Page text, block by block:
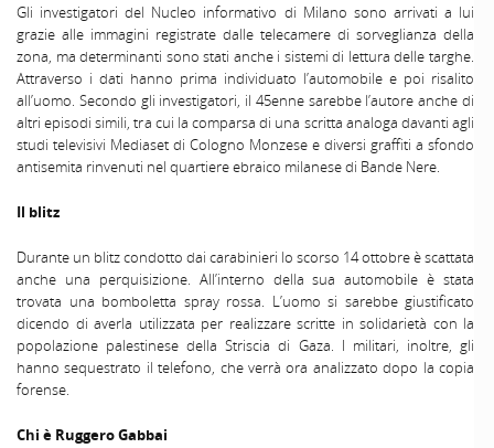
Gli investigatori del Nucleo informativo di Milano sono arrivati a lui
grazie alle immagini registrate dalle telecamere di sorveglianza della
zona, ma determinanti sono stati anche i sistemi di lettura delle targhe.
Attraverso i dati hanno prima individuato l’automobile e poi risalito
all’uomo. Secondo gli investigatori, il 45enne sarebbe l’autore anche di
altri episodi simili, tra cui la comparsa di una scritta analoga davanti agli
studi televisivi Mediaset di Cologno Monzese e diversi graffiti a sfondo
antisemita rinvenuti nel quartiere ebraico milanese di Bande Nere.
Il blitz
Durante un blitz condotto dai carabinieri lo scorso 14 ottobre è scattata
anche una perquisizione. All’interno della sua automobile è stata
trovata una bomboletta spray rossa. L’uomo si sarebbe giustificato
dicendo di averla utilizzata per realizzare scritte in solidarietà con la
popolazione palestinese della Striscia di Gaza. I militari, inoltre, gli
hanno sequestrato il telefono, che verrà ora analizzato dopo la copia
forense.
Chi è Ruggero Gabbai